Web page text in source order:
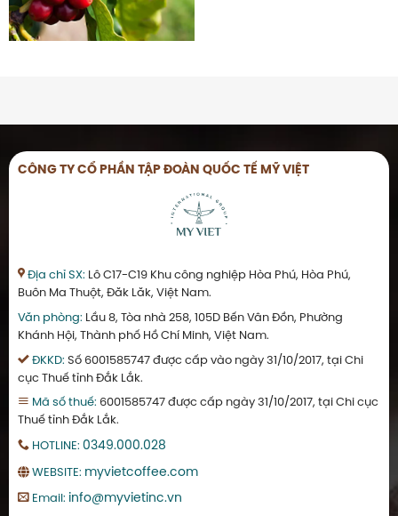
CÔNG TY CỔ PHẦN TẬP ĐOÀN QUỐC TẾ MỸ VIỆT
Địa chỉ SX:
Buôn Ma Thuột, Đăk Lăk, Việt Nam.
Lầu 8, Tòa nhà 258, 105D Bến Vân Đồn, Phường
Khánh Hội, Thành phố Hồ Chí Minh, Việt Nam.
Số 6001585747 được cấp vào ngày 31/10/2017, tại Chi
cục Thuế tỉnh Đắk Lắk.
Mã số thuế:
6001585747 được cấp ngày 31/10/2017, tại Chi cục
Thuế tỉnh Đắk Lắk.
0349.000.028
myvietcoffee.com
info@myvietinc.vn